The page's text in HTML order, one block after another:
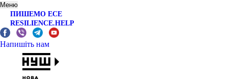
Меню
ПИШЕМО ЕСЕ
RESILIENCE.HELP
Напишіть нам